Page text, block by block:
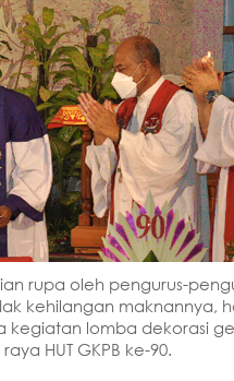
rupa oleh pengurus-
kehilangan
kegiatan lomba dekorasi
HUT GKPB ke-90.